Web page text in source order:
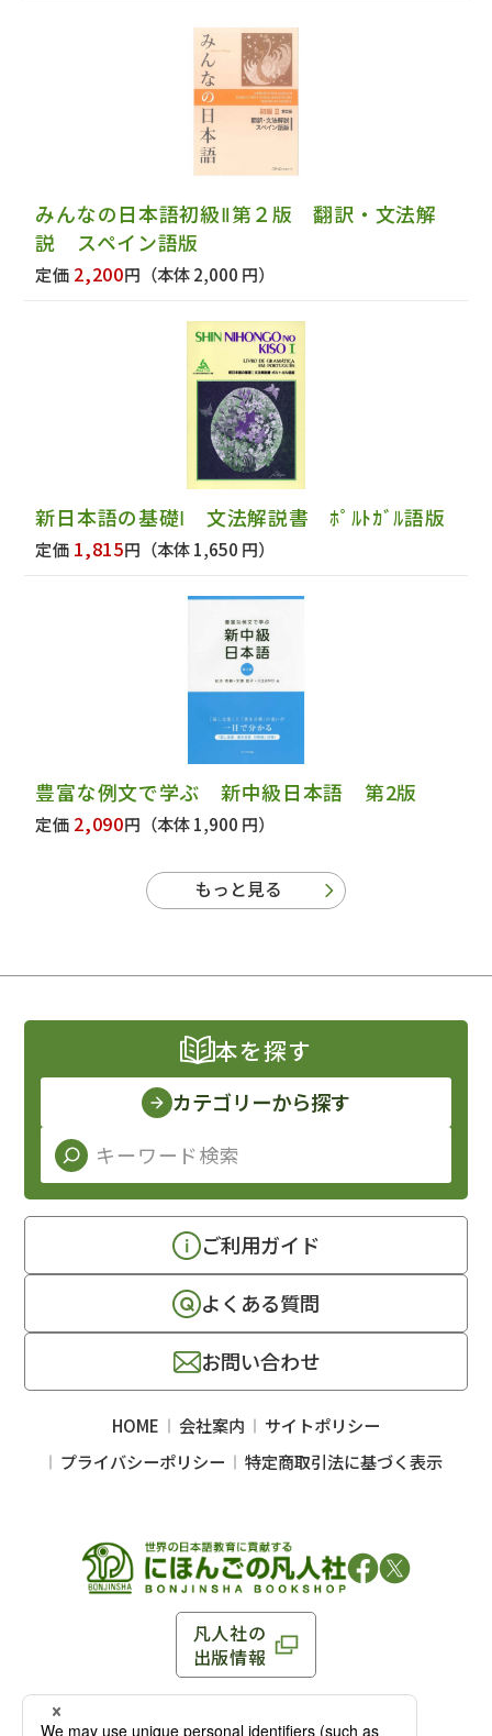
みんなの日本語初級Ⅱ第２版 翻訳・文法解
説 スペイン語版
定価 2,200円 （本体 2,000 円）
新日本語の基礎Ⅰ 文法解説書 ﾎﾟﾙﾄｶﾞﾙ語版
定価 1,815円 （本体 1,650 円）
豊富な例文で学ぶ 新中級日本語 第2版
定価 2,090円 （本体 1,900 円）
もっと見る
凡人社の
出版情報
〒102-0093 東京都千代田区平河町 1-3-13 8F
本を探す
カテゴリーから探す
ご利用ガイド
よくある質問
お問い合わせ
HOME 会社案内
サイトポリシー
プライバシーポリシー
特定商取引法に基づく表示